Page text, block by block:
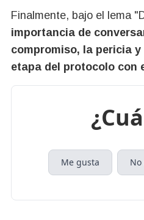
Finalmente, bajo el lema
importancia de
compromiso, la pericia
etapa del protocolo con
Me gusta